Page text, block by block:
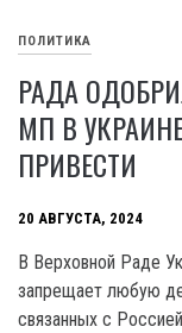
ПОЛИТИКА
РАДА
МП В
ПРИВЕСТИ
20 АВГУСТА, 2024
B Верховной Раде
запрещает любую
связанных с